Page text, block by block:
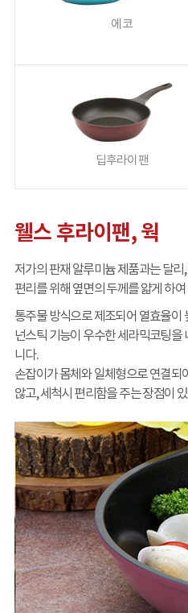
에코
딥후라이팬
웰스 후라이팬, 웍
저가의 판재 알루미늄 제품과는 달
편리를 위해 옆면의 두께를 얇게 하
통주물 방식으로 제조되어 열효율이
넌스틱 기능이 우수한 세라믹코팅을
니다.
손잡이가 몸체와 일체형으로 연결되
않고, 세척시 편리함을 주는 장점이